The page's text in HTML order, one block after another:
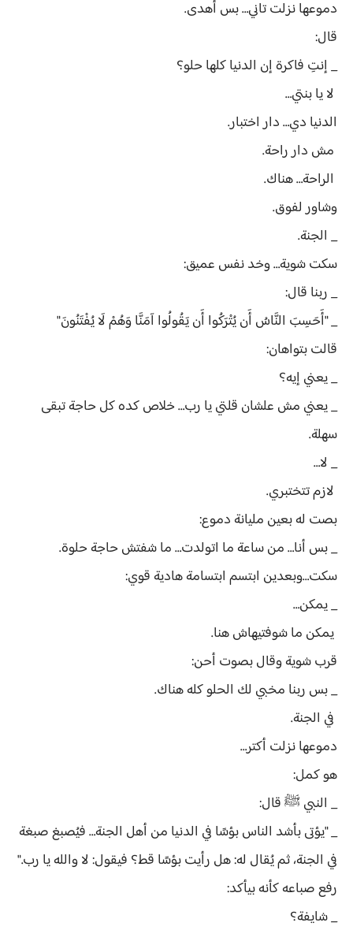
دموعها نزلت تاني… بس أهدى.
قال:
_ إنتِ فاكرة إن الدنيا كلها حلو؟
لا يا بنتي…
الدنيا دي… دار اختبار.
مش دار راحة.
الراحة… هناك.
وشاور لفوق.
_ الجنة.
سكت شوية… وخد نفس عميق:
_ ربنا قال:
_ "أَحَسِبَ النَّاسُ أَن يُتْرَكُوا أَن يَقُولُوا آمَنَّا وَهُمْ لَا يُفْتَنُونَ"
قالت بتواهان:
_ يعني إيه؟
_ يعني مش علشان قلتي يا رب… خلاص كده كل حاجة تبقى
سهلة.
_ لا…
لازم تتختبري.
بصت له بعين مليانة دموع:
_ بس أنا… من ساعة ما اتولدت… ما شفتش حاجة حلوة.
سكت…وبعدين ابتسم ابتسامة هادية قوي:
_ يمكن…
يمكن ما شوفتيهاش هنا.
قرب شوية وقال بصوت أحن:
_ بس ربنا مخبي لك الحلو كله هناك.
في الجنة.
دموعها نزلت أكتر…
هو كمل:
_ النبي ﷺ قال:
_ "يؤتى بأشد الناس بؤسًا في الدنيا من أهل الجنة… فيُصبغ صبغة
في الجنة، ثم يُقال له: هل رأيت بؤسًا قط؟ فيقول: لا والله يا رب."
رفع صباعه كأنه بيأكد:
_ شايفة؟